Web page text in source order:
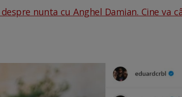
nunta cu Anghel Damian. Cine va